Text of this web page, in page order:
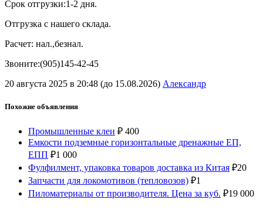
Срок отгрузки:1-2 дня.
Отгрузка с нашего склада.
Расчет: нал.,безнал.
Звоните:(905)145-42-45
20 августа 2025 в 20:48 (до 15.08.2026) Александр
Похожие объявления
Промышленные клеи ₽ 400
Емкости подземные горизонтальные дренажные ЕП,
ЕПП ₽1 000
Фулфилмент, упаковка товаров доставка из Китая ₽20
Запчасти для локомотивов (тепловозов) ₽1
Пиломатериалы от производителя. Цена за куб. ₽19 000